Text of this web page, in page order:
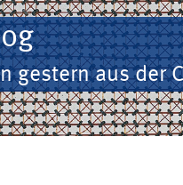
gestern aus der